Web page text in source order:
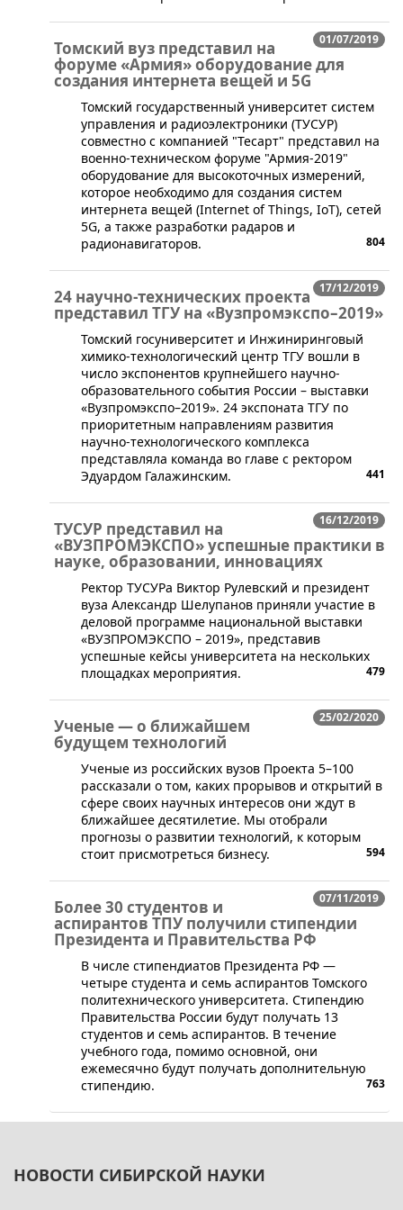
01/07/2019
Томский вуз представил на
форуме «Армия» оборудование для
создания интернета вещей и 5G
​Томский государственный университет систем
управления и радиоэлектроники (ТУСУР)
совместно с компанией "Тесарт" представил на
военно-техническом форуме "Армия-2019"
оборудование для высокоточных измерений,
которое необходимо для создания систем
интернета вещей (Internet of Things, IoT), сетей
5G, а также разработки радаров и
радионавигаторов.
804
17/12/2019
24 научно-технических проекта
представил ТГУ на «Вузпромэкспо–2019»
​Томский госуниверситет и Инжиниринговый
химико-технологический центр ТГУ вошли в
число экспонентов крупнейшего научно-
образовательного события России – выставки
«Вузпромэкспо–2019». 24 экспоната ТГУ по
приоритетным направлениям развития
научно-технологического комплекса
представляла команда во главе с ректором
Эдуардом Галажинским.
441
16/12/2019
ТУСУР представил на
«ВУЗПРОМЭКСПО» успешные практики в
науке, образовании, инновациях
​Ректор ТУСУРа Виктор Рулевский и президент
вуза Александр Шелупанов приняли участие в
деловой программе национальной выставки
«ВУЗПРОМЭКСПО – 2019», представив
успешные кейсы университета на нескольких
площадках мероприятия.
479
25/02/2020
Ученые — о ближайшем
будущем технологий
​Ученые из российских вузов Проекта 5–100
рассказали о том, каких прорывов и открытий в
сфере своих научных интересов они ждут в
ближайшее десятилетие. Мы отобрали
прогнозы о развитии технологий, к которым
стоит присмотреться бизнесу.
594
07/11/2019
Более 30 студентов и
аспирантов ТПУ получили стипендии
Президента и Правительства РФ
​В числе стипендиатов Президента РФ —
четыре студента и семь аспирантов Томского
политехнического университета. Стипендию
Правительства России будут получать 13
студентов и семь аспирантов. В течение
учебного года, помимо основной, они
ежемесячно будут получать дополнительную
стипендию.
763
НОВОСТИ СИБИРСКОЙ НАУКИ